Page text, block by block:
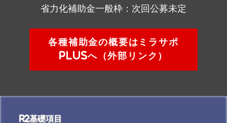
省力化補助金一般枠：次回公募未定
各種補助金の概要はミラサポ
plusへ（外部リンク）
R2基礎項目